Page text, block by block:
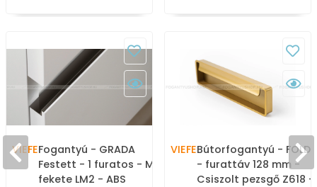
VIEFEFogantyú - GRADA
Festett - 1 furatos - Matt
fekete LM2 - ABS
VIEFEBútorfogantyú - FOLD
- furattáv 128 mm -
Csiszolt pezsgő Z618 -